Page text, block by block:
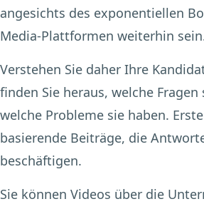
angesichts des exponentiellen
Media-Plattformen weiterhin
Verstehen Sie daher Ihre
finden Sie heraus, welche
welche Probleme sie haben.
basierende Beiträge, die
beschäftigen.
Sie können Videos über die